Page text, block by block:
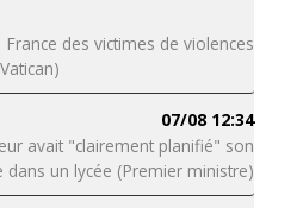
des victimes de violences
07/08 12:34
avait "clairement planifié" son
dans un lycée (Premier ministre)